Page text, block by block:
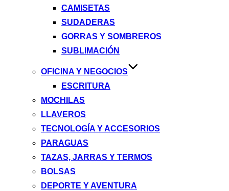
CAMISETAS
SUDADERAS
GORRAS Y SOMBREROS
SUBLIMACIÓN
OFICINA Y NEGOCIOS
ESCRITURA
MOCHILAS
LLAVEROS
TECNOLOGÍA Y ACCESORIOS
PARAGUAS
TAZAS, JARRAS Y TERMOS
BOLSAS
DEPORTE Y AVENTURA